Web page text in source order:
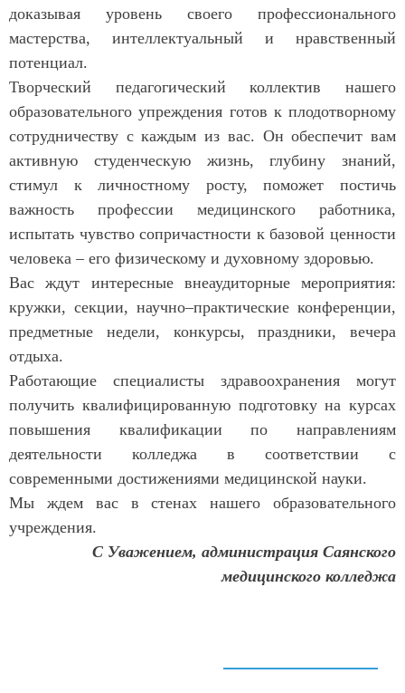
доказывая уровень своего профессионального
мастерства, интеллектуальный и нравственный
потенциал.
Творческий педагогический коллектив нашего
образовательного упреждения готов к плодотворному
сотрудничеству с каждым из вас. Он обеспечит вам
активную студенческую жизнь, глубину знаний,
стимул к личностному росту, поможет постичь
важность профессии медицинского работника,
испытать чувство сопричастности к базовой ценности
человека – его физическому и духовному здоровью.
Вас ждут интересные внеаудиторные мероприятия:
кружки, секции, научно–практические конференции,
предметные недели, конкурсы, праздники, вечера
отдыха.
Работающие специалисты здравоохранения могут
получить квалифицированную подготовку на курсах
повышения квалификации по направлениям
деятельности колледжа в соответствии с
современными достижениями медицинской науки.
Мы ждем вас в стенах нашего образовательного
учреждения.
С Уважением, администрация Саянского
медицинского колледжа